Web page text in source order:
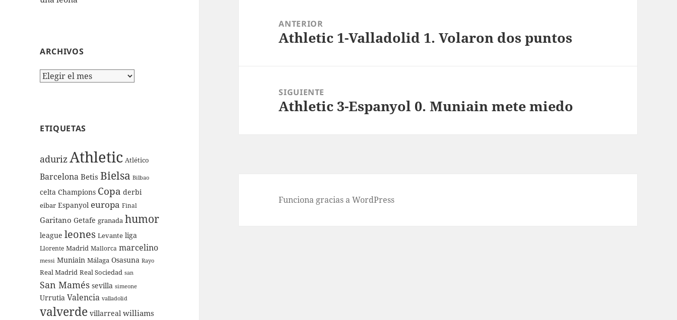
ARCHIVOS
Archivos
ETIQUETAS
adurizAthletic Atlético
Barcelona Betis Bielsa Bilbao
celta Champions Copa derbi
eibar Espanyol europa Final
Garitano Getafe granada humor
league leones Levante liga
Llorente Madrid Mallorca marcelino
messi Muniain Málaga Osasuna Rayo
Real Madrid Real Sociedad san
San Mamés sevilla simeone
Urrutia Valencia valladolid
valverde villarreal williams
entradas
ANTERIOR
Entrada
Athletic 1-Valladolid 1. Volaron dos puntos
SIGUIENTE
Entrada
Athletic 3-Espanyol 0. Muniain mete miedo
Funciona gracias a WordPress